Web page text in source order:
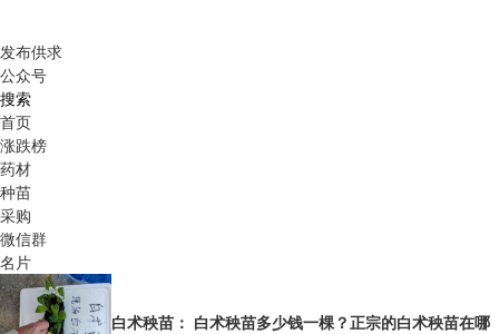
发布供求
公众号
搜索
首页
涨跌榜
药材
种苗
采购
微信群
名片
白术秧苗： 白术秧苗多少钱一棵？正宗的白术秧苗在哪